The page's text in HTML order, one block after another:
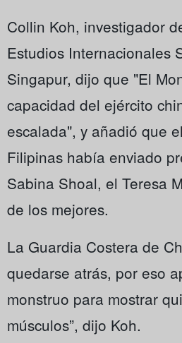
Collin Koh, investigador
Estudios Internacionales
Singapur, dijo que "El
capacidad del ejército
escalada", y añadió que
Filipinas había enviado
Sabina Shoal, el Teresa
de los mejores.
La Guardia Costera de
quedarse atrás, por eso
monstruo para mostrar
músculos”, dijo Koh.